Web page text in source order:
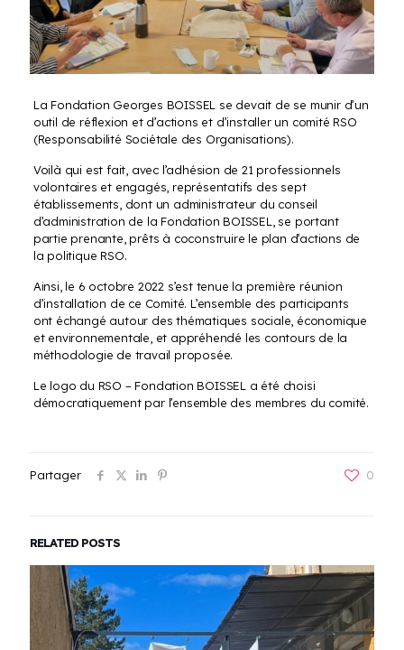
La Fondation Georges BOISSEL se devait de se munir d’un
outil de réflexion et d’actions et d’installer un comité RSO
(Responsabilité Sociétale des Organisations).
Voilà qui est fait, avec l’adhésion de 21 professionnels
volontaires et engagés, représentatifs des sept
établissements, dont un administrateur du conseil
d’administration de la Fondation BOISSEL, se portant
partie prenante, prêts à coconstruire le plan d’actions de
la politique RSO.
Ainsi, le 6 octobre 2022 s’est tenue la première réunion
d’installation de ce Comité. L’ensemble des participants
ont échangé autour des thématiques sociale, économique
et environnementale, et appréhendé les contours de la
méthodologie de travail proposée.
Le logo du RSO – Fondation BOISSEL a été choisi
démocratiquement par l’ensemble des membres du comité.
Partager 0
RELATED POSTS